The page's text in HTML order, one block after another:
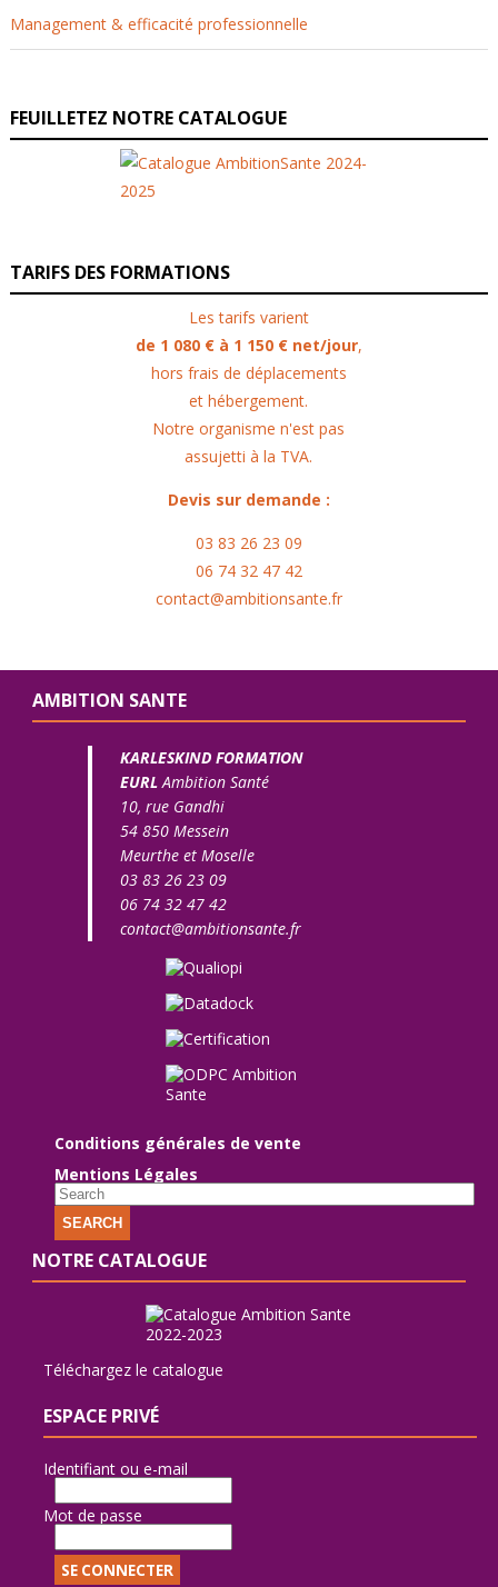
Management & efficacité professionnelle
FEUILLETEZ NOTRE CATALOGUE
TARIFS DES FORMATIONS
Les tarifs varient
de 1 080 € à 1 150 € net/jour,
hors frais de déplacements
et hébergement.
Notre organisme n'est pas
assujetti à la TVA.
Devis sur demande :
03 83 26 23 09
06 74 32 47 42
contact@ambitionsante.fr
AMBITION SANTE
KARLESKIND FORMATION
EURLAmbition Santé
10, rue Gandhi
54 850 Messein
Meurthe et Moselle
03 83 26 23 09
06 74 32 47 42
contact@ambitionsante.fr
Conditions générales de vente
Mentions Légales
SEARCH
NOTRE CATALOGUE
Téléchargez le catalogue
ESPACE PRIVÉ
Identifiant ou e-mail
Mot de passe